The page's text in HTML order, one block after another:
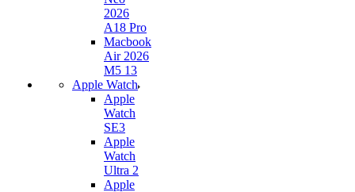
2026
A18 Pro
Macbook
Air 2026
M5 13
Apple Watch
Apple
Watch
SE3
Apple
Watch
Ultra 2
Apple